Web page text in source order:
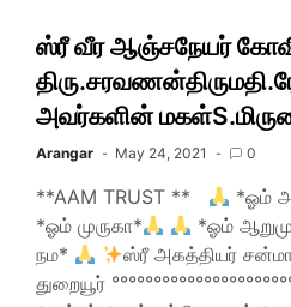
ஸ்ரீ வீர ஆஞ்சநேயர்
அவர்களின்
Arangar May 24, 2021 0
**AAM TRUST **
*ஓம்
*ஓம் முருகா*
*ஓம்
நம*
ஸ்ரீ அகத்தியர்
துறையூர்